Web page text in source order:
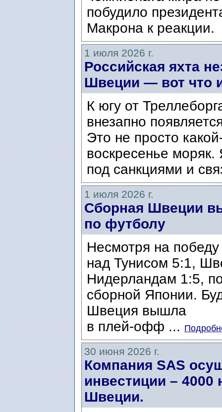
побудило
Макрона к реакции.
1 июля 2026 г.
Российская яхта
Швеции — вот что
К югу от
внезапно
Это не просто
воскресенье
под санкциями и
1 июля 2026 г.
Сборная Швеции
по футболу
Несмотря на победу
над Тунисом 5:1,
Нидерландам 1:5,
сборной Японии.
Швеция вышла
в плей-офф ...
30 июня 2026 г.
Компания SAS
инвестиции –
Швеции.